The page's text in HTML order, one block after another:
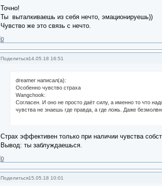
Точно!
Ты выталкиваешь из себя нечто, эмационируешь))
Чувство же это связь с нечто.
0
Поделиться14.05.18 16:51
dreamer написал(а):
Особенно чувство страха
Wangchook:
Согласен. И оно не просто даёт силу, а именно то что
чувства не знаешь где правда, а где ложь. Даже
Страх эффективен только при наличии чувства
Вывод: ты заблуждаешься.
0
Поделиться15.05.18 10:01